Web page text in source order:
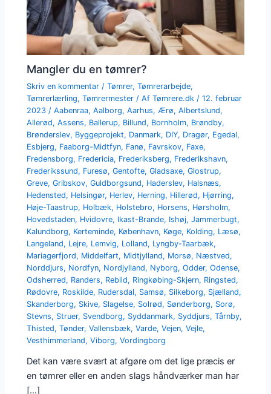
Mangler du en tømrer?
Skriv en kommentar /Tømrer,Tømrerarbejde,
Tømrerlærling,Tømrermester / AfTømrere.dk /12. februar
2023 /Aabenraa,Aalborg,Aarhus, Ærø,Albertslund,
Allerød,Assens, Ballerup, Billund, Bornholm, Brøndby,
Brønderslev, Byggeprojekt, Danmark, DIY, Dragør, Egedal,
Esbjerg, Faaborg-Midtfyn, Fanø, Favrskov, Faxe,
Fredensborg, Fredericia, Frederiksberg, Frederikshavn,
Frederikssund, Furesø,Gentofte,Gladsaxe,Glostrup,
Greve,Gribskov,Guldborgsund, Haderslev, Halsnæs,
Hedensted, Helsingør, Herlev, Herning, Hillerød, Hjørring,
Høje-Taastrup, Holbæk, Holstebro, Horsens, Hørsholm,
Hovedstaden, Hvidovre, Ikast-Brande, Ishøj,Jammerbugt,
Kalundborg, Kerteminde, København, Køge, Kolding, Læsø,
Langeland, Lejre, Lemvig, Lolland, Lyngby-Taarbæk,
Mariagerfjord, Middelfart, Midtjylland, Morsø, Næstved,
Norddjurs, Nordfyn, Nordjylland, Nyborg,Odder,Odense,
Odsherred, Randers, Rebild, Ringkøbing-Skjern, Ringsted,
Rødovre, Roskilde, Rudersdal, Samsø, Silkeborg, Sjælland,
Skanderborg, Skive, Slagelse, Solrød, Sønderborg, Sorø,
Stevns, Struer, Svendborg, Syddanmark, Syddjurs,Tårnby,
Thisted,Tønder,Vallensbæk,Varde,Vejen,Vejle,
Vesthimmerland,Viborg,Vordingborg
Det kan være svært at afgøre om det lige præcis er
en tømrer eller en anden slags håndværker man har
[…]